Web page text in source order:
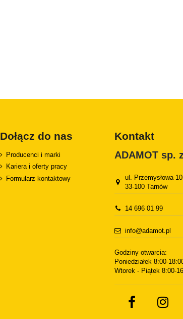
Dołącz do nas
Producenci i marki
Kariera i oferty pracy
Formularz kontaktowy
Kontakt
ADAMOT sp.
ul. Przemysłowa 10
33-100 Tarnów
14 696 01 99
info@adamot.pl
Godziny otwarcia:
Poniedziałek 8:00-
Wtorek - Piątek 8:00-